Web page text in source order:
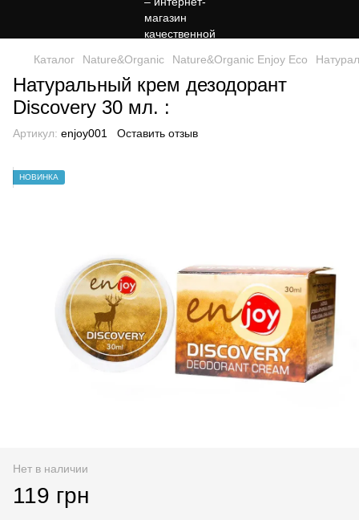
Каталог Nature&Organic Nature&Organic Enjoy Eco
Натуральный крем дезодорант
Discovery 30 мл. :
Артикул: enjoy001 Оставить отзыв
НОВИНКА
Нет в наличии
119 грн